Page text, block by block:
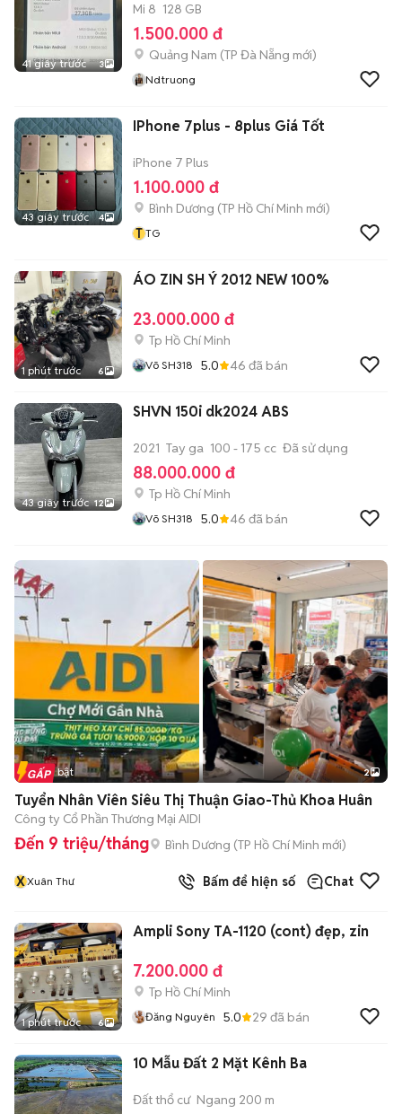
41 giây trước 3
Mi 8 128 GB
1.500.000 đ
Quảng Nam (TP Đà Nẵng mới)
Ndtruong
43 giây trước 4
IPhone 7plus - 8plus Giá Tốt
iPhone 7 Plus
1.100.000 đ
Bình Dương (TP Hồ Chí Minh mới)
T TG
1 phút trước 6
ÁO ZIN SH Ý 2012 NEW 100%
23.000.000 đ
Tp Hồ Chí Minh
Võ SH318 5.0 46 đã bán
43 giây trước 12
SHVN 150i dk2024 ABS
2021 Tay ga 100 - 175 cc Đã sử dụng
88.000.000 đ
Tp Hồ Chí Minh
Võ SH318 5.0 46 đã bán
Tin nổi bật 2
Tuyển Nhân Viên Siêu Thị Thuận Giao-Thủ Khoa Huân
Công ty Cổ Phần Thương Mại AIDI
Đến 9 triệu/tháng Bình Dương (TP Hồ Chí Minh mới)
XXuân Thư Bấm để hiện số Chat
1 phút trước 6
Ampli Sony TA-1120 (cont) đẹp, zin
7.200.000 đ
Tp Hồ Chí Minh
Đăng Nguyên 5.0 29 đã bán
10 Mẫu Đất 2 Mặt Kênh Ba
Đất thổ cư Ngang 200 m